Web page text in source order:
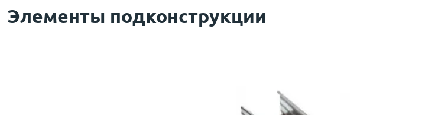
Элементы подконструкции